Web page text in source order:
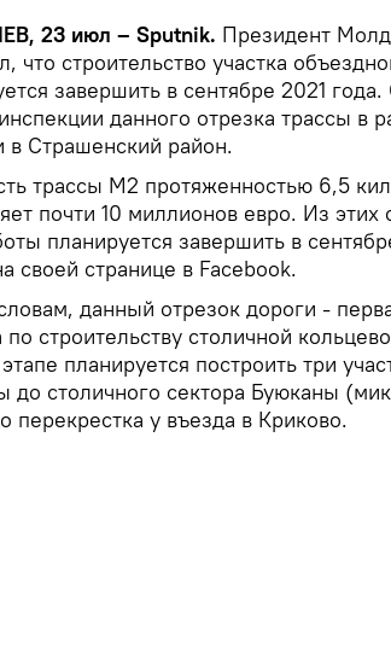
23 июл – Sputnik. Президент
что строительство участка
завершить в сентябре 2021
данного отрезка трассы в
в Страшенский район.
трассы М2 протяженностью 6,5
почти 10 миллионов евро. Из этих
планируется завершить в
своей странице в Facebook.
данный отрезок дороги -
по строительству столичной
планируется построить три
до столичного сектора Буюканы
перекрестка у въезда в Криково.